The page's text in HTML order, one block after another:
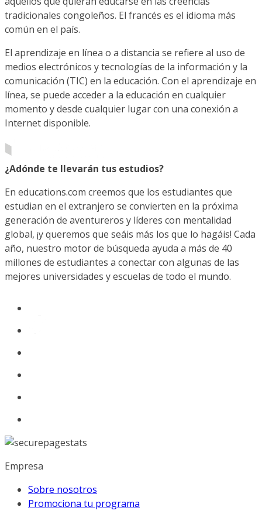
tradicionales congoleños. El francés es el idioma más
común en el país.
El aprendizaje en línea o a distancia se refiere al uso de
medios electrónicos y tecnologías de la información y la
comunicación (TIC) en la educación. Con el aprendizaje en
línea, se puede acceder a la educación en cualquier
momento y desde cualquier lugar con una conexión a
Internet disponible.
¿Adónde te llevarán tus estudios?
En educations.com creemos que los estudiantes que
estudian en el extranjero se convierten en la próxima
generación de aventureros y líderes con mentalidad
global, ¡y queremos que seáis más los que lo hagáis! Cada
año, nuestro motor de búsqueda ayuda a más de 40
millones de estudiantes a conectar con algunas de las
mejores universidades y escuelas de todo el mundo.
Empresa
Sobre nosotros
Promociona tu programa